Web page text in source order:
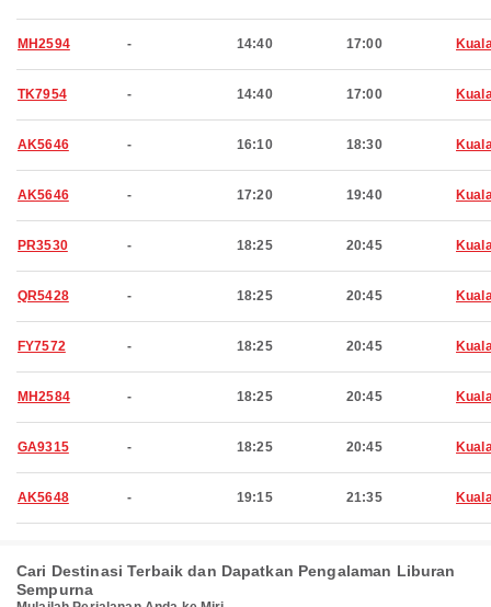
MH2594 - 14:40 17:00
TK7954 - 14:40 17:00
AK5646 - 16:10 18:30
AK5646 - 17:20 19:40
PR3530 - 18:25 20:45
QR5428 - 18:25 20:45
FY7572 - 18:25 20:45
MH2584 - 18:25 20:45
GA9315 - 18:25 20:45
AK5648 - 19:15 21:35
Cari Destinasi Terbaik dan Dapatkan Pengalaman Liburan
Sempurna